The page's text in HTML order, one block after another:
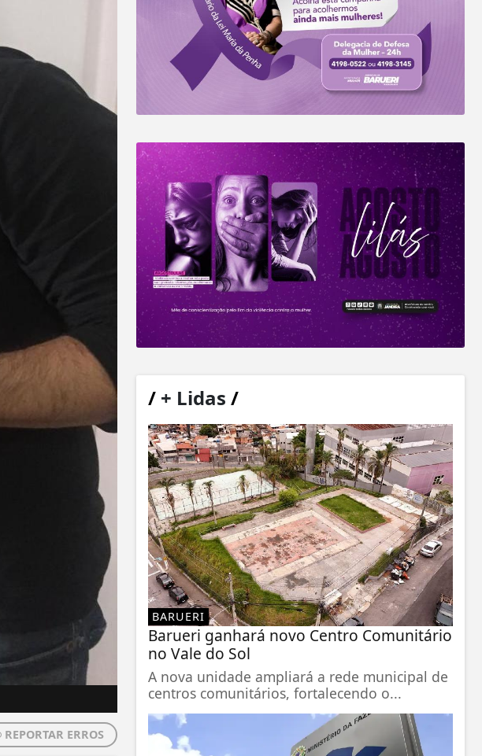
REPORTAR ERROS
/+ Lidas /
BARUERI
Barueri ganhará novo Centro Comunitário
no Vale do Sol
A nova unidade ampliará a rede municipal de
centros comunitários, fortalecendo o...